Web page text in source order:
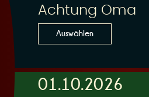
e
Achtung Oma
Auswählen
01.10.2026